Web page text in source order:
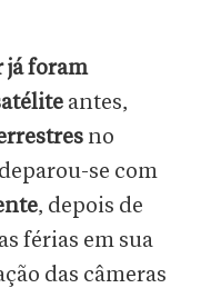
já foram
antes,
no
se com
, depois de
férias em sua
das câmeras